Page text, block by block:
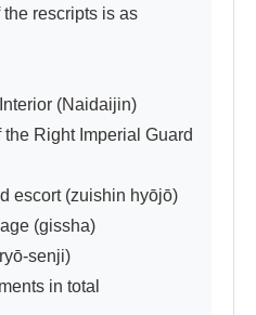
rescripts is as
(Naidaijin)
Right Imperial Guard
(zuishin hyōjō)
(gissha)
senji)
in total